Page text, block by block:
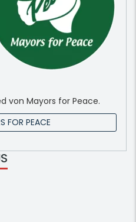
von Mayors for Peace.
FOR PEACE